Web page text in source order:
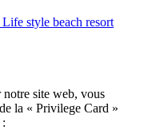
style beach resort
site web, vous
la « Privilege Card »